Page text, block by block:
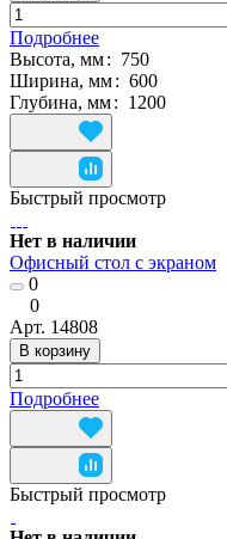
Подробнее
Высота, мм: 750
Ширина, мм: 600
Глубина, мм: 1200
Быстрый просмотр
Нет в наличии
Офисный стол с экраном
0
0
Арт. 14808
В корзину
Подробнее
Быстрый просмотр